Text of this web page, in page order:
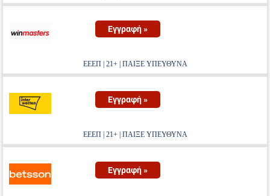
Εγγραφή »
ΕΕΕΠ | 21+ | ΠΑΙΞΕ ΥΠΕΥΘΥΝΑ
Εγγραφή »
ΕΕΕΠ | 21+ | ΠΑΙΞΕ ΥΠΕΥΘΥΝΑ
Εγγραφή »